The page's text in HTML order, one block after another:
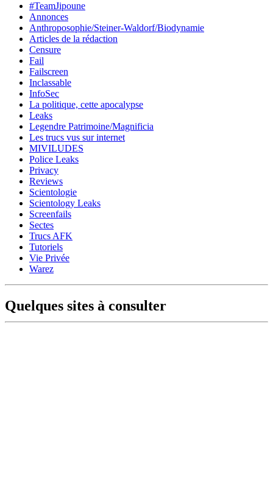
#TeamJipoune
Annonces
Anthroposophie/Steiner-Waldorf/Biodynamie
Articles de la rédaction
Censure
Fail
Failscreen
Inclassable
InfoSec
La politique, cette apocalypse
Leaks
Legendre Patrimoine/Magnificia
Les trucs vus sur internet
MIVILUDES
Police Leaks
Privacy
Reviews
Scientologie
Scientology Leaks
Screenfails
Sectes
Trucs AFK
Tutoriels
Vie Privée
Warez
Quelques sites à consulter